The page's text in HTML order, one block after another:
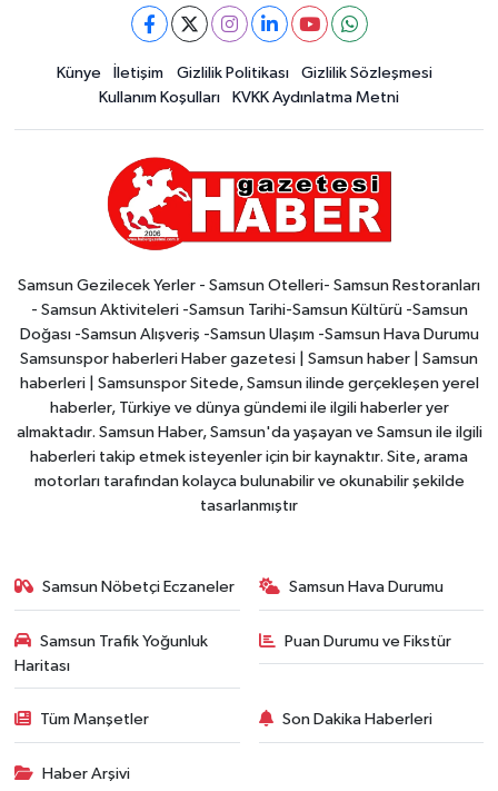
Künye İletişim Gizlilik Politikası
Gizlilik Sözleşmesi
Kullanım Koşulları
KVKK Aydınlatma Metni
Samsun Gezilecek Yerler - Samsun Otelleri- Samsun Restoranları
- Samsun Aktiviteleri -Samsun Tarihi-Samsun Kültürü -Samsun
Doğası -Samsun Alışveriş -Samsun Ulaşım -Samsun Hava Durumu
Samsunspor haberleri Haber gazetesi | Samsun haber | Samsun
haberleri | Samsunspor Sitede, Samsun ilinde gerçekleşen yerel
haberler, Türkiye ve dünya gündemi ile ilgili haberler yer
almaktadır. Samsun Haber, Samsun'da yaşayan ve Samsun ile ilgili
haberleri takip etmek isteyenler için bir kaynaktır. Site, arama
motorları tarafından kolayca bulunabilir ve okunabilir şekilde
tasarlanmıştır
Samsun Nöbetçi Eczaneler Samsun Hava Durumu
Samsun Trafik Yoğunluk
Haritası
Puan Durumu ve Fikstür
Tüm Manşetler Son Dakika Haberleri
Haber Arşivi